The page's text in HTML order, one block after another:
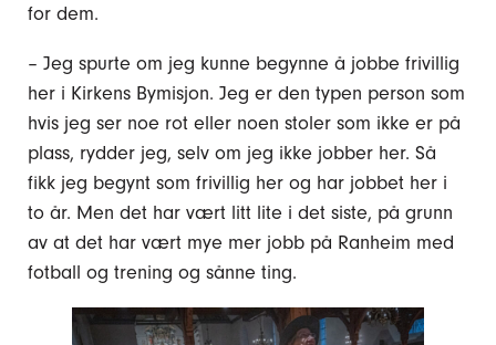
for dem.
– Jeg spurte om jeg kunne begynne å jobbe frivillig
her i Kirkens Bymisjon. Jeg er den typen person som
hvis jeg ser noe rot eller noen stoler som ikke er på
plass, rydder jeg, selv om jeg ikke jobber her. Så
fikk jeg begynt som frivillig her og har jobbet her i
to år. Men det har vært litt lite i det siste, på grunn
av at det har vært mye mer jobb på Ranheim med
fotball og trening og sånne ting.